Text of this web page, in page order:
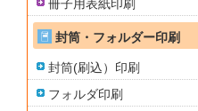
冊子用表紙印刷
封筒・フォルダー印刷
封筒(刷込）印刷
フォルダ印刷